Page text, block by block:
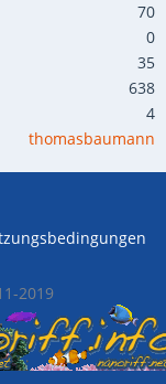
70
0
35
638
4
thomasbaumann
2019